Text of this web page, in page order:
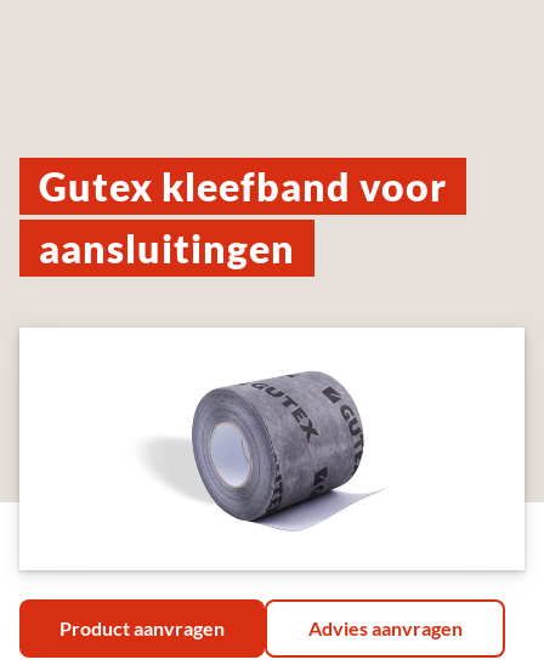
Gutex kleefband voor
aansluitingen
Product aanvragen Advies aanvragen